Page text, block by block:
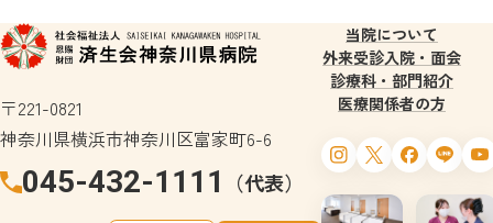
専門領域・得意分野
学会専門医・認定医
〒221-0821
神奈川県横浜市神奈川区富家町6-6
045-432-1111 （代表）
当院について
外来受診入院・面会
診療科・部門紹介
医療関係者の方